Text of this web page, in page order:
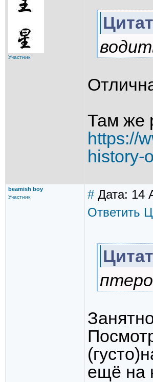
Участник
Там же
https://
history-
beamish boy
Участник #Дата: 14
Ответить
ещё на